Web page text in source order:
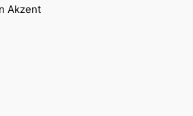
Akzent